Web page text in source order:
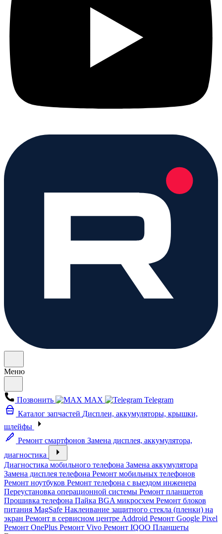
Меню
Позвонить MAX
Telegram
Каталог запчастей Дисплеи, аккумуляторы, крышки,
шлейфы
Ремонт смартфонов Замена дисплея, аккумулятора,
диагностика
Диагностика мобильного телефона Замена аккумулятора
Замена дисплея телефона Ремонт мобильных телефонов
Ремонт ноутбуков Ремонт телефона с выездом инженера
Переустановка операционной системы Ремонт планшетов
Прошивка телефона Пайка BGA микросхем Ремонт блоков
питания MagSafe Наклеивание защитного стекла (пленки) на
экран Ремонт в сервисном центре Addroid Ремонт Google Pixel
Ремонт OnePlus Ремонт Vivo Ремонт IQOO Планшеты